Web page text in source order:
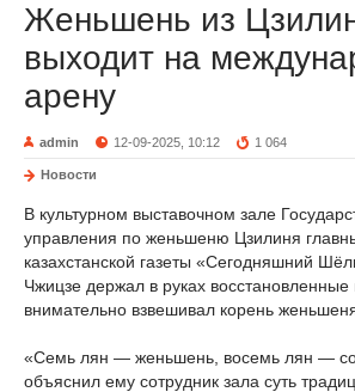
Женьшень из
выходит на
арену
admin 12-09-2025, 10:12 1 064
Новости
В культурном выставочном зале
управления по женьшеню Цзилиня
казахстанской газеты «Сегодняшний
Чжицзе держал в руках
внимательно взвешивал корень
«Семь лян — женьшень, восемь лян —
объяснил ему сотрудник зала суть